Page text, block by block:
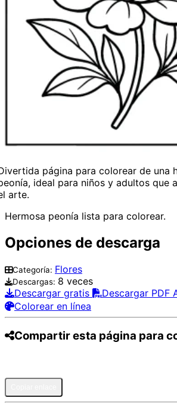
página para colorear de una
ideal para niños y adultos que
arte.
Hermosa peonía lista para colorear.
Opciones de descarga
Categoría: Flores
Descargas: 8 veces
Descargar gratis
Descargar PDF
Colorear en línea
Compartir esta página para